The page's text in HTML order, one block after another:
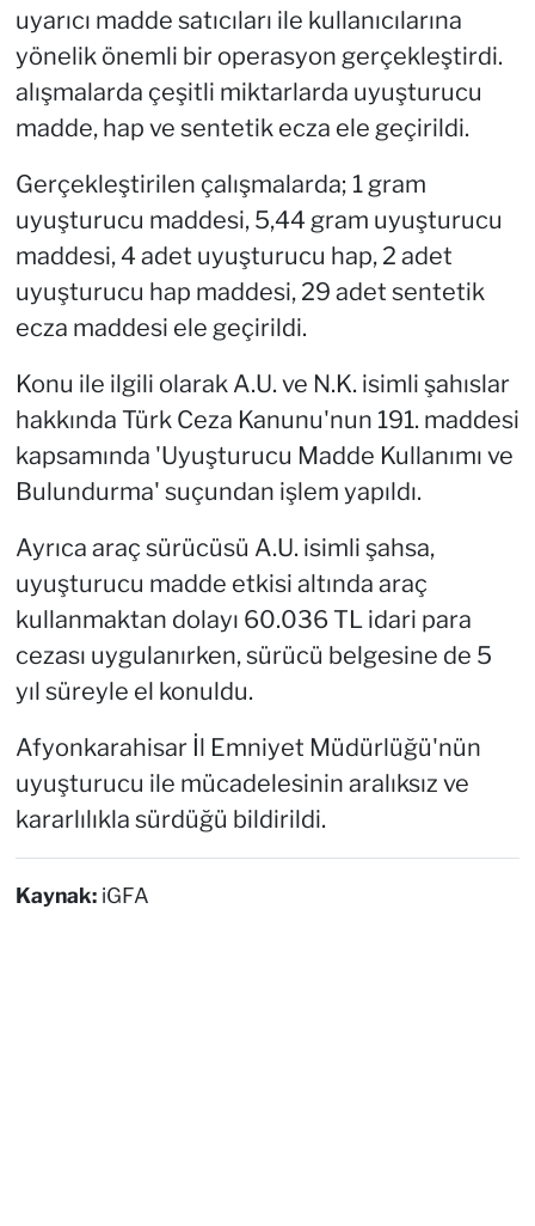
uyarıcı madde satıcıları ile kullanıcılarına
yönelik önemli bir operasyon gerçekleştirdi.
alışmalarda çeşitli miktarlarda uyuşturucu
madde, hap ve sentetik ecza ele geçirildi.
Gerçekleştirilen çalışmalarda; 1 gram
uyuşturucu maddesi, 5,44 gram uyuşturucu
maddesi, 4 adet uyuşturucu hap, 2 adet
uyuşturucu hap maddesi, 29 adet sentetik
ecza maddesi ele geçirildi.
Konu ile ilgili olarak A.U. ve N.K. isimli şahıslar
hakkında Türk Ceza Kanunu'nun 191. maddesi
kapsamında 'Uyuşturucu Madde Kullanımı ve
Bulundurma' suçundan işlem yapıldı.
Ayrıca araç sürücüsü A.U. isimli şahsa,
uyuşturucu madde etkisi altında araç
kullanmaktan dolayı 60.036 TL idari para
cezası uygulanırken, sürücü belgesine de 5
yıl süreyle el konuldu.
Afyonkarahisar İl Emniyet Müdürlüğü'nün
uyuşturucu ile mücadelesinin aralıksız ve
kararlılıkla sürdüğü bildirildi.
Kaynak: iGFA